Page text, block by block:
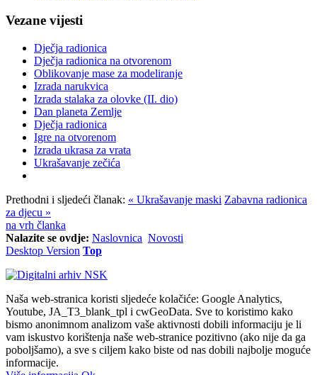
Vezane vijesti
Dječja radionica
Dječja radionica na otvorenom
Oblikovanje mase za modeliranje
Izrada narukvica
Izrada stalaka za olovke (II. dio)
Dan planeta Zemlje
Dječja radionica
Igre na otvorenom
Izrada ukrasa za vrata
Ukrašavanje zečića
Prethodni i sljedeći članak: « Ukrašavanje maski Zabavna radionica
za djecu »
na vrh članka
Nalazite se ovdje: Naslovnica Novosti
Desktop Version Top
Naša web-stranica koristi sljedeće kolačiće: Google Analytics,
Youtube, JA_T3_blank_tpl i cwGeoData. Sve to koristimo kako
bismo anonimnom analizom vaše aktivnosti dobili informaciju je li
vam iskustvo korištenja naše web-stranice pozitivno (ako nije da ga
poboljšamo), a sve s ciljem kako biste od nas dobili najbolje moguće
informacije.